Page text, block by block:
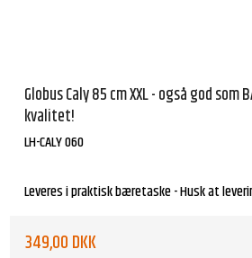
Globus Caly 85 cm XXL - også god som
kvalitet!
LH-CALY 060
Leveres i praktisk bæretaske - Husk at
349,00 DKK